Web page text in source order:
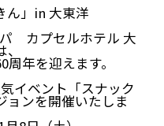
ん」in 大東洋
カプセルホテル 大
年を迎えます。
イベント「スナック
ョンを開催いたしま